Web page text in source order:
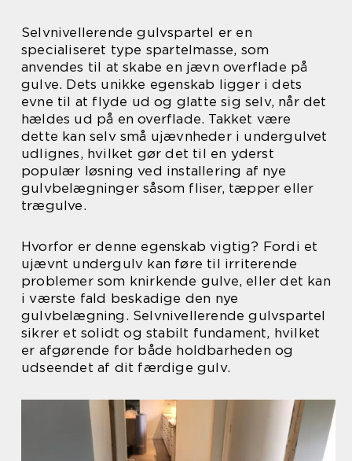
Selvnivellerende gulvspartel er en
specialiseret type spartelmasse, som
anvendes til at skabe en jævn overflade på
gulve. Dets unikke egenskab ligger i dets
evne til at flyde ud og glatte sig selv, når det
hældes ud på en overflade. Takket være
dette kan selv små ujævnheder i undergulvet
udlignes, hvilket gør det til en yderst
populær løsning ved installering af nye
gulvbelægninger såsom fliser, tæpper eller
trægulve.
Hvorfor er denne egenskab vigtig? Fordi et
ujævnt undergulv kan føre til irriterende
problemer som knirkende gulve, eller det kan
i værste fald beskadige den nye
gulvbelægning. Selvnivellerende gulvspartel
sikrer et solidt og stabilt fundament, hvilket
er afgørende for både holdbarheden og
udseendet af dit færdige gulv.